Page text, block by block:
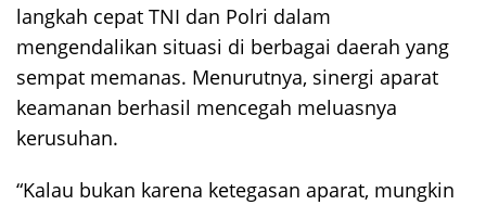
langkah cepat TNI dan Polri dalam
mengendalikan situasi di berbagai daerah yang
sempat memanas. Menurutnya, sinergi aparat
keamanan berhasil mencegah meluasnya
kerusuhan.
“Kalau bukan karena ketegasan aparat, mungkin